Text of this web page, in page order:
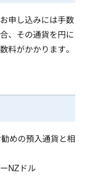
申し込みには手数
、その通貨を円に
料がかかります。
めの預入通貨と相
NZドル